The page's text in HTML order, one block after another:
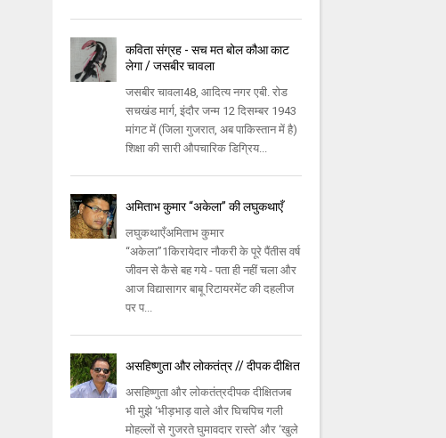
कविता संग्रह - सच मत बोल कौआ काट
लेगा / जसबीर चावला
जसबीर चावला48, आदित्य नगर एबी. रोड
सचखंड मार्ग, इंदौर जन्म 12 दिसम्बर 1943
मांगट में (जिला गुजरात, अब पाकिस्तान में है)
शिक्षा की सारी औपचारिक डिग्रिय...
अमिताभ कुमार “अकेला” की लघुकथाएँ
लघुकथाएँअमिताभ कुमार
“अकेला”1किरायेदार नौकरी के पूरे पैंतीस वर्ष
जीवन से कैसे बह गये - पता ही नहीं चला और
आज विद्यासागर बाबू रिटायरमेंट की दहलीज
पर प...
असहिष्णुता और लोकतंत्र // दीपक दीक्षित
असहिष्णुता और लोकतंत्रदीपक दीक्षितजब
भी मुझे ‘भीड़भाड़ वाले और घिचपिच गली
मोहल्लों से गुजरते घुमावदार रास्ते’ और ‘खुले